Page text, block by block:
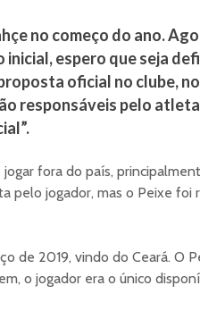
no começo do ano.
espero que seja
oficial no clube,
responsáveis pelo
fora do país,
pelo jogador, mas o Peixe foi
de 2019, vindo do Ceará. O
o jogador era o único